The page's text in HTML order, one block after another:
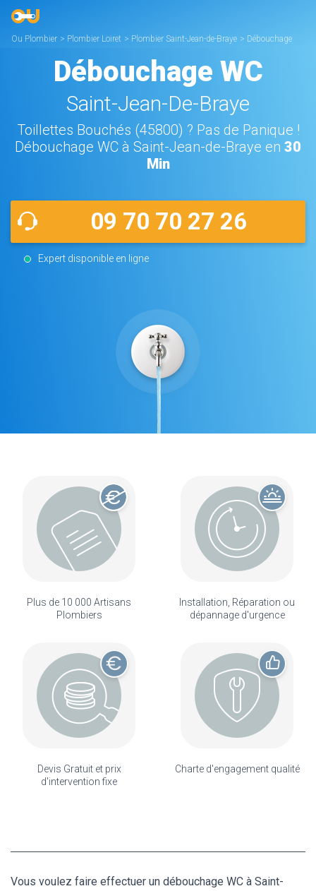
Ou Plombier > Plombier Loiret > Plombier Saint-Jean-de-Braye > Débouchage
Débouchage WC
Saint-Jean-De-Braye
Toillettes Bouchés (45800) ? Pas de Panique !
Débouchage WC à Saint-Jean-de-Braye en 30
Min
09 70 70 27 26
Expert disponible en ligne
Plus de 10 000 Artisans
Plombiers
Installation, Réparation ou
dépannage d'urgence
Devis Gratuit et prix
d'intervention fixe
Charte d'engagement qualité
Vous voulez faire effectuer un débouchage WC à Saint-